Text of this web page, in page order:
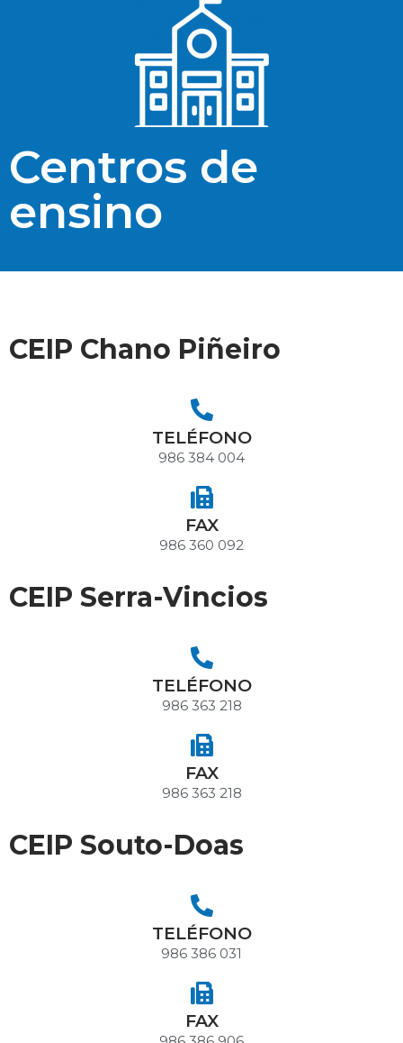
Centros de
ensino
CEIP Chano Piñeiro
TELÉFONO
986 384 004
FAX
986 360 092
CEIP Serra-Vincios
TELÉFONO
986 363 218
FAX
986 363 218
CEIP Souto-Doas
TELÉFONO
986 386 031
FAX